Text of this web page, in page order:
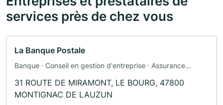
services près de chez vous
La Banque Postale
Banque · Conseil en gestion d'entreprise · Assurance
31 ROUTE DE MIRAMONT, LE BOURG, 47800
MONTIGNAC DE LAUZUN